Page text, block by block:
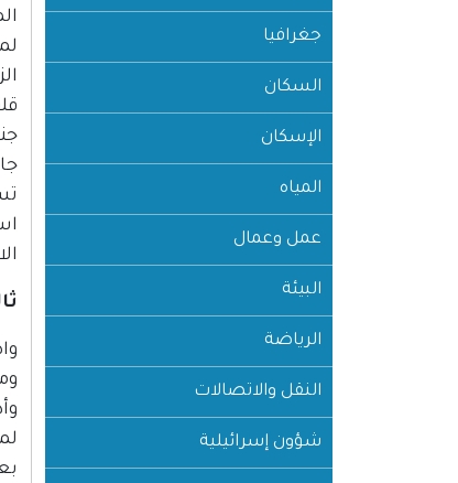
جغرافيا
السكان
الإسكان
المياه
عمل وعمال
البيئة
الرياضة
النقل والاتصالات
شؤون إسرائيلية